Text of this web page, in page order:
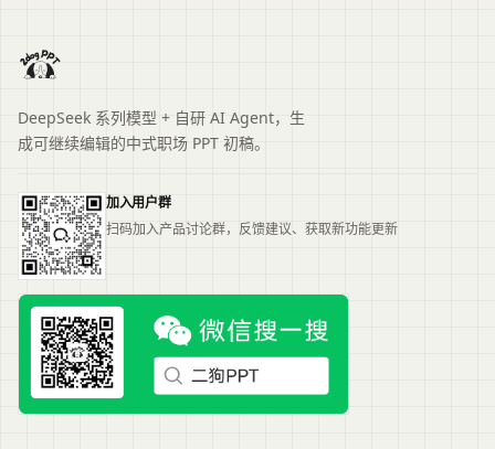
DeepSeek 系列模型 + 自研 AI Agent，生
成可继续编辑的中式职场 PPT 初稿。
加入用户群
扫码加入产品讨论群，反馈建议、获取新功能更新